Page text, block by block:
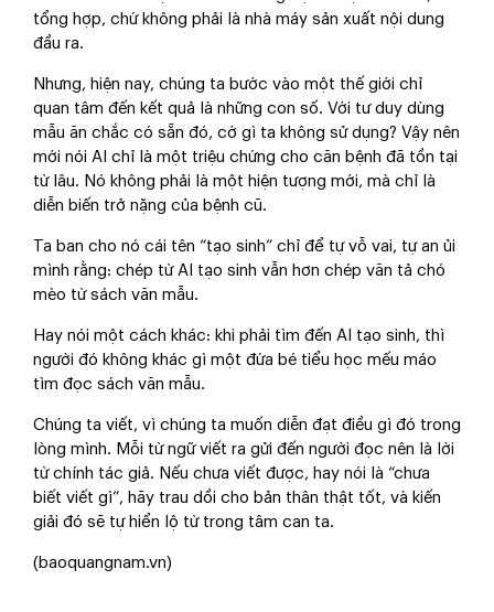
tổng hợp, chứ không phải là nhà máy sản xuất nội dung
đầu ra.
Nhưng, hiện nay, chúng ta bước vào một thế giới chỉ
quan tâm đến kết quả là những con số. Với tư duy dùng
mẫu ăn chắc có sẵn đó, cớ gì ta không sử dụng? Vậy nên
mới nói AI chỉ là một triệu chứng cho căn bệnh đã tồn tại
từ lâu. Nó không phải là một hiện tượng mới, mà chỉ là
diễn biến trở nặng của bệnh cũ.
Ta ban cho nó cái tên “tạo sinh” chỉ để tự vỗ vai, tự an ủi
mình rằng: chép từ AI tạo sinh vẫn hơn chép văn tả chó
mèo từ sách văn mẫu.
Hay nói một cách khác: khi phải tìm đến AI tạo sinh, thì
người đó không khác gì một đứa bé tiểu học mếu máo
tìm đọc sách văn mẫu.
Chúng ta viết, vì chúng ta muốn diễn đạt điều gì đó trong
lòng mình. Mỗi từ ngữ viết ra gửi đến người đọc nên là lời
từ chính tác giả. Nếu chưa viết được, hay nói là “chưa
biết viết gì”, hãy trau dồi cho bản thân thật tốt, và kiến
giải đó sẽ tự hiển lộ từ trong tâm can ta.
(baoquangnam.vn)